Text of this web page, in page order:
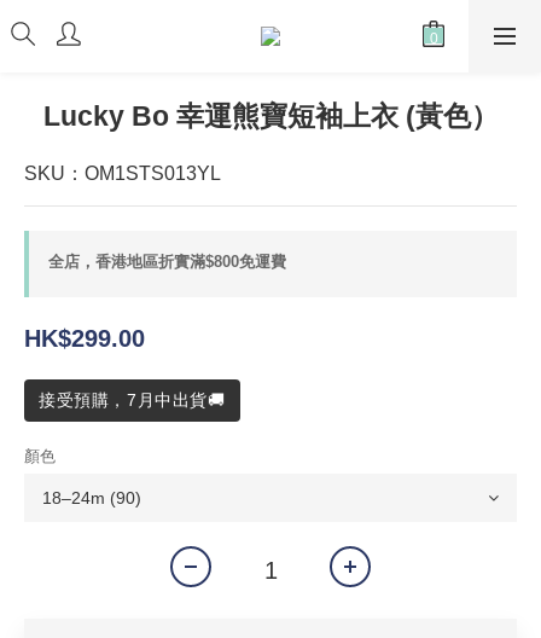
Lucky Bo 幸運熊寶短袖上衣 (黃色）
SKU：OM1STS013YL
全店，香港地區折實滿$800免運費
HK$299.00
接受預購，7月中出貨🚚
顏色